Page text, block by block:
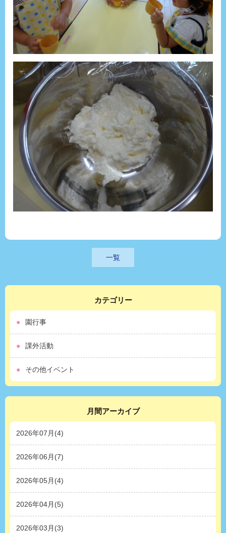
一覧
カテゴリー
園行事
課外活動
その他イベント
月間アーカイブ
2026年07月(4)
2026年06月(7)
2026年05月(4)
2026年04月(5)
2026年03月(3)